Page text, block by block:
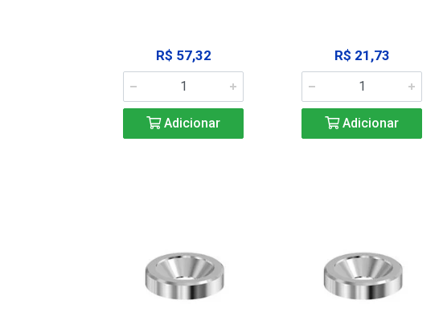
R$ 57,32
Adicionar
R$ 21,73
Adicionar